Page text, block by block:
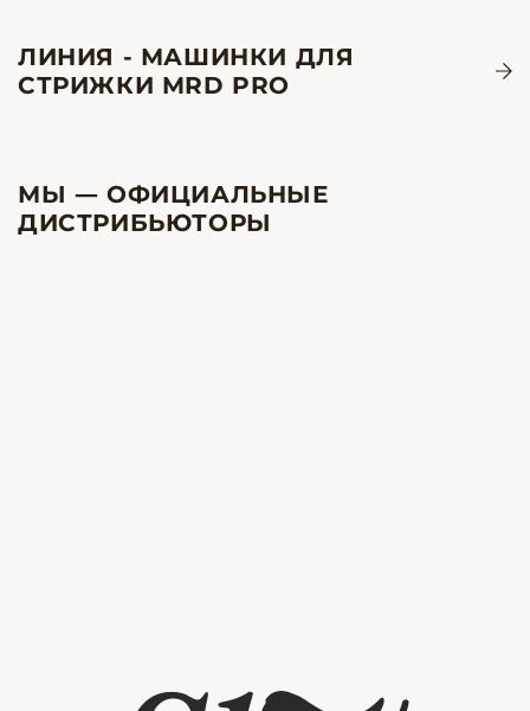
ЛИНИЯ - МАШИНКИ ДЛЯ
СТРИЖКИ MRD PRO
МЫ — ОФИЦИАЛЬНЫЕ
ДИСТРИБЬЮТОРЫ